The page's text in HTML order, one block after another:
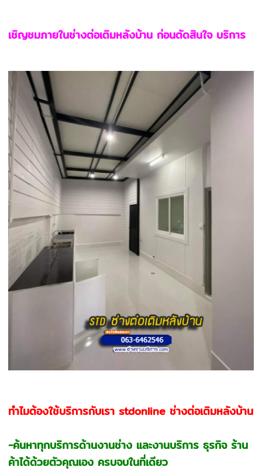
เชิญชมภายในช่างต่อเติมหลังบ้าน ก่อนตัดสินใจ บริการ
ทำไมต้องใช้บริการกับเรา stdonline ช่างต่อเติมหลังบ้าน
-ค้นหาทุกบริการด้านงานช่าง และงานบริการ ธุรกิจ ร้าน
ค้าได้ด้วยตัวคุณเอง ครบจบในที่เดียว